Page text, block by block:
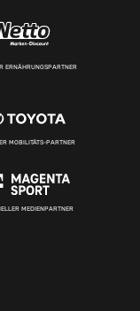
ERNÄHRUNGSPARTNER
MOBILITÄTS-PARTNER
MEDIENPARTNER